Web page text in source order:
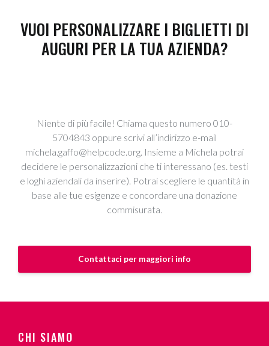
VUOI PERSONALIZZARE I BIGLIETTI DI
AUGURI PER LA TUA AZIENDA?
Niente di più facile! Chiama questo numero 010-
5704843 oppure scrivi all’indirizzo e-mail
michela.gaffo@helpcode.org. Insieme a Michela potrai
decidere le personalizzazioni che ti interessano (es. testi
e loghi aziendali da inserire). Potrai scegliere le quantità in
base alle tue esigenze e concordare una donazione
commisurata.
Contattaci per maggiori info
CHI SIAMO